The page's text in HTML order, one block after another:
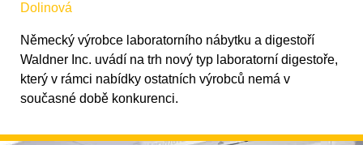
Dolinová
Německý výrobce laboratorního nábytku a digestoří
Waldner Inc. uvádí na trh nový typ laboratorní digestoře,
který v rámci nabídky ostatních výrobců nemá v
současné době konkurenci.